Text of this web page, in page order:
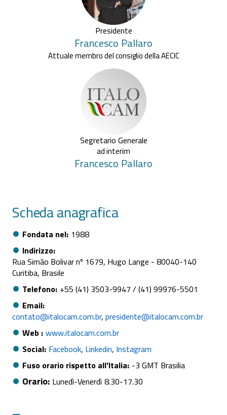
Presidente
Francesco Pallaro
Attuale membro del consiglio della AECIC
Segretario Generale
ad interim
Francesco Pallaro
Scheda anagrafica
Fondata nel 1988
Indirizzo
Rua Simão Bolivar nº 1679, Hugo Lange - 80040-140
Curitiba, Brasile
Telefono +55 (41) 3503-9947 / (41) 99976-5501
Email
contato@italocam.com.br presidente@italocam.com.br
Web www.italocam.com.br
Social Facebook Linkedin Instagram
Fuso orario rispetto all'Italia -3 GMT Brasilia
Orario Lunedì Venerdì 8.30 17.30